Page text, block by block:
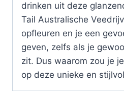
drinken uit deze
Tail Australische
opfleuren en je een
geven, zelfs als je
zit. Dus waarom zou je
op deze unieke en